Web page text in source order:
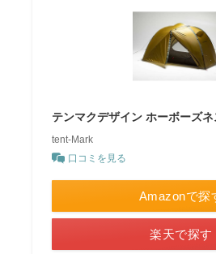
テンマクデザイン ホーボーズ
tent-Mark
口コミを見る
Amazonで探
楽天で探す